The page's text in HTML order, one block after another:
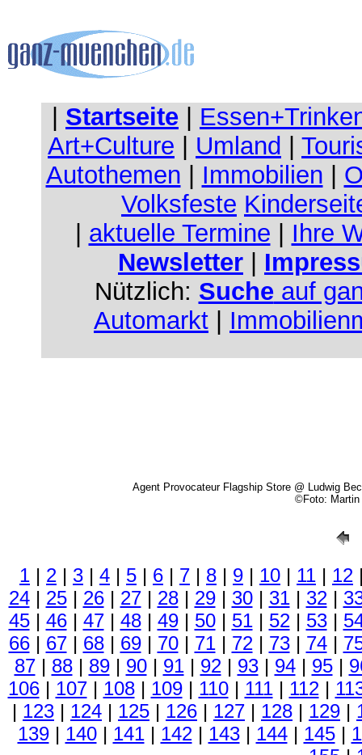
Startseite
Art+Culture
Umland
Autothemen
Immobilien
Volksfeste
aktuelle Termine
Ihre
Newsletter
Nützlich: Sucheauf
Automarkt
Agent Provocateur Flagship Store @ Ludwig
©Foto: Martin
1 | 2 | 3 | 4 | 5 | 6 | 7 | 8 | 9 | 10 | 11 | 12
24| 25| 26| 27| 28| 29| 30| 31| 32|
45| 46| 47| 48| 49| 50| 51| 52| 53|
66| 67| 68| 69| 70| 71| 72| 73| 74|
87| 88| 89| 90| 91| 92| 93| 94| 95|
106| 107| 108| 109| 110| 111| 112|
| 123 | 124 | 125 | 126 | 127 | 128 | 129 |
139| 140| 141| 142| 143| 144| 145|